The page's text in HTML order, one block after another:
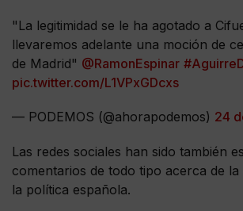
"La legitimidad se le ha agotado a
llevaremos adelante una moción de
de Madrid" @RamonEspinar
pic.twitter.com/L1VPxGDcxs
— PODEMOS (@ahorapodemos) 24
Las redes sociales han sido también
comentarios de todo tipo acerca de
la política española.